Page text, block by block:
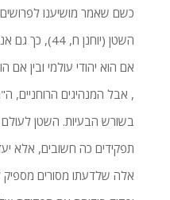
כשם שאמר מושיענו
השטן (יוחנן
אם הוא יהודי עולמי ובין אם
, אבל המנהיגים הרוחניים,
בשורש הבעיות. השטן
תפקידים כה חשובים, אלא
אלה שלדעתו מסורים מספיק